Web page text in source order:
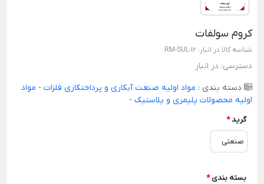
کروم سولفات
شناسه کالا در انبار: RM-SUL-12
دسترسی: در انبار
دسته بندی : مواد اولیه صنعت آبکاری و پرداختکاری فلزات - مواد
اولیه محصولات پلیمری و پلاستیک -
گرید*
صنعتی
بسته بندی *